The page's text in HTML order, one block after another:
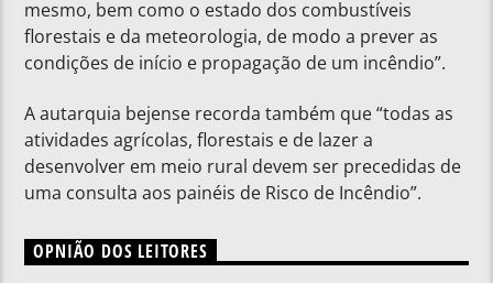
mesmo, bem como o estado dos combustíveis
florestais e da meteorologia, de modo a prever as
condições de início e propagação de um incêndio”.
A autarquia bejense recorda também que “todas as
atividades agrícolas, florestais e de lazer a
desenvolver em meio rural devem ser precedidas de
uma consulta aos painéis de Risco de Incêndio”.
OPNIÃO DOS LEITORES